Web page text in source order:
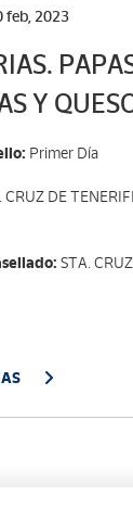
feb, 2023
Y
Primer Día
CRUZ DE
STA.